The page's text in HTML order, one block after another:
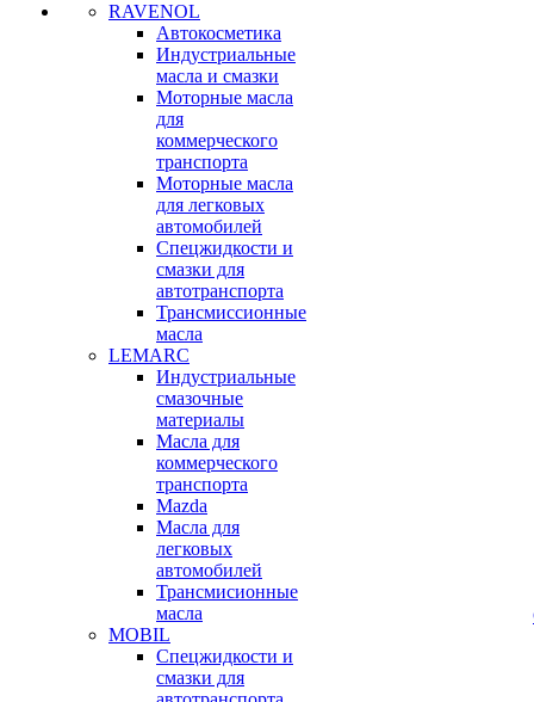
RAVENOL
Автокосметика
Индустриальные
масла и смазки
Моторные масла
для
коммерческого
транспорта
Моторные масла
для легковых
автомобилей
Спецжидкости и
смазки для
автотранспорта
Трансмиссионные
масла
LEMARC
Индустриальные
смазочные
материалы
Масла для
коммерческого
транспорта
Mazda
Масла для
легковых
автомобилей
Трансмисионные
масла
MOBIL
Cпецжидкости и
смазки для